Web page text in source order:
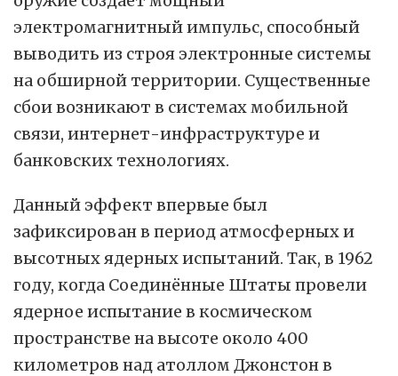
электромагнитный импульс, способный
выводить из строя электронные системы
на обширной территории. Существенные
сбои возникают в системах мобильной
связи, интернет-инфраструктуре и
банковских технологиях.
Данный эффект впервые был
зафиксирован в период атмосферных и
высотных ядерных испытаний. Так, в 1962
году, когда Соединённые Штаты провели
ядерное испытание в космическом
пространстве на высоте около 400
километров над атоллом Джонстон в